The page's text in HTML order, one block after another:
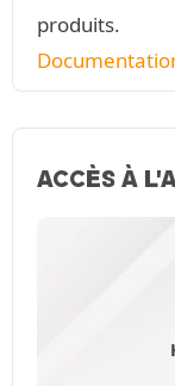
produits.
ACCÈS À